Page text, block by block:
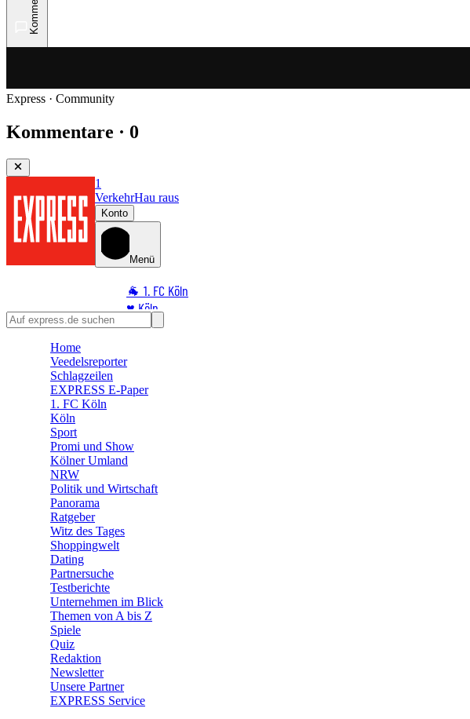
Express · Community
Kommentare · 0
1
VerkehrHau raus
Konto
Menü
🐐 1. FC Köln
♥️ Köln
⭐ Promi
🛒 Shoppingwelt
🧩 Spiele
Home
Veedelsreporter
Schlagzeilen
EXPRESS E-Paper
1. FC Köln
Köln
Sport
Promi und Show
Kölner Umland
NRW
Politik und Wirtschaft
Panorama
Ratgeber
Witz des Tages
Shoppingwelt
Dating
Partnersuche
Testberichte
Unternehmen im Blick
Themen von A bis Z
Spiele
Quiz
Redaktion
Newsletter
Unsere Partner
EXPRESS Service